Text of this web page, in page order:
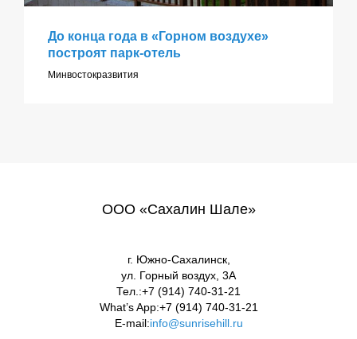
До конца года в «Горном воздухе»
построят парк-отель
Минвостокразвития
ООО «Сахалин Шале»
г. Южно-Сахалинск,
ул. Горный воздух, 3А
Тел.:+7 (914) 740-31-21
What’s App:+7 (914) 740-31-21
E-mail:info@sunrisehill.ru